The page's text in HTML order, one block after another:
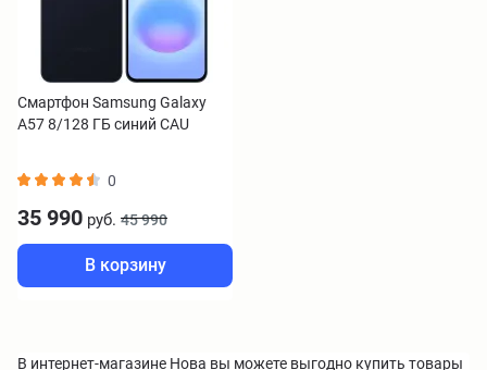
Смартфон Samsung Galaxy
A57 8/128 ГБ синий CAU
0
35 990 руб. 45 990
В корзину
В интернет-магазине Нова вы можете выгодно купить товары